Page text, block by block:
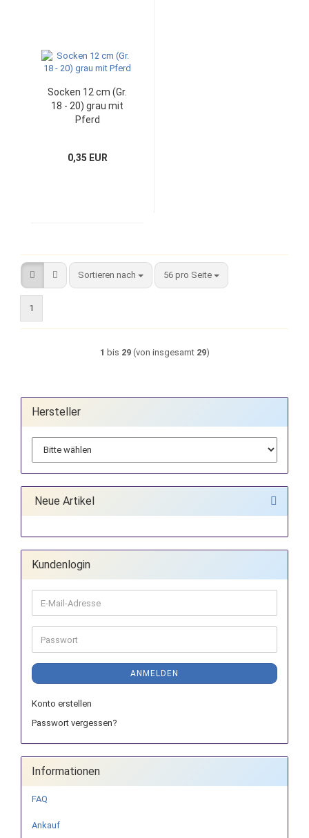
Socken 12 cm (Gr.
18 - 20) grau mit
Pferd
0,35 EUR
Sortieren nach
Sortieren nach 56 pro Seite
pro Seite
1
1 bis 29(von insgesamt 29)
Hersteller
Neue Artikel
Kundenlogin
E-
Mail-
Adresse
Passwort
ANMELDEN
Konto erstellen
Passwort vergessen?
Informationen
FAQ
Ankauf